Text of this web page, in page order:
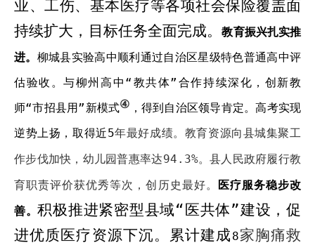
业、工伤、基本医疗等各项社会保险覆盖面
持续扩大 ，目标任务全面完成。教育振兴扎实推
进。 柳城县实验高中顺利通过自治区星级特色普通高中评
估验收。与柳州高中“教共体”合作持续深化，创新教
师“市招县用”新模式④ ，得到自治区领导肯定。高考实现
逆势上扬，取得近5年最好成绩。教育资源向县城集聚工
作步伐加快，幼儿园普惠率达94.3%。县人民政府履行教
育职责评价获优秀等次，创历史最好。
医疗服务稳步改
善。积极推进紧密型县域“ 医共体”建设，促
进优质医疗资源下沉。 累计建成 8家胸痛救